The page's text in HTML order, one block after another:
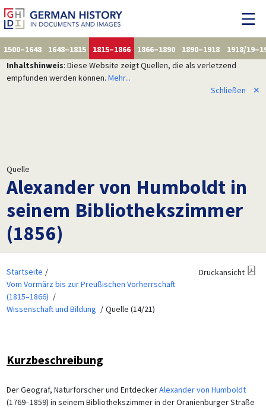
1500–1648 1648–1815 1815–1866 1866–1890 1890–1918
1918/
Inhaltshinweis: Diese Website zeigt Quellen, die als verletzend
empfunden werden können. Mehr...
Schließen
✕
Quelle
Alexander von Humboldt in
seinem Bibliothekszimmer
(1856)
Startseite
Vom Vormärz bis zur Preußischen Vorherrschaft
(1815–1866)
Wissenschaft und Bildung
Quelle (14/21)
Druckansicht
Kurzbeschreibung
Der Geograf, Naturforscher und EntdeckerAlexander von Humboldt
(1769–1859) in seinem Bibliothekszimmer in der Oranienburger Straße